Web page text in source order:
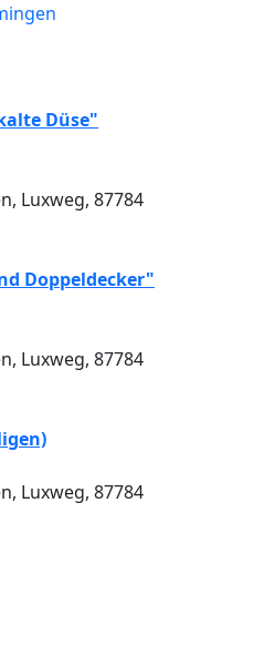
Düse"
Luxweg, 87784
Doppeldecker"
Luxweg, 87784
Luxweg, 87784